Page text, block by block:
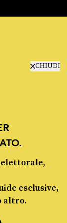
CHIUDI
elettorale,
esclusive,
altro.
Milano, n. 55 del 8